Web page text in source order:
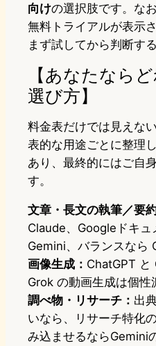
向けの選択肢です。な
無料トライアルが表示
まず試してから判断す
【あなたなら
選び方】
料金表だけでは見えな
表的な用途ごとに整理
あり、最終的にはご自
す。
文章・長文の執筆／要約
Claude、Googleドキュ
Gemini、バランスなら
画像生成： ChatGPT と
Grok の動画生成は個性
調べ物・リサーチ： 出
いなら、リサーチ特化
み込ませるならGemini